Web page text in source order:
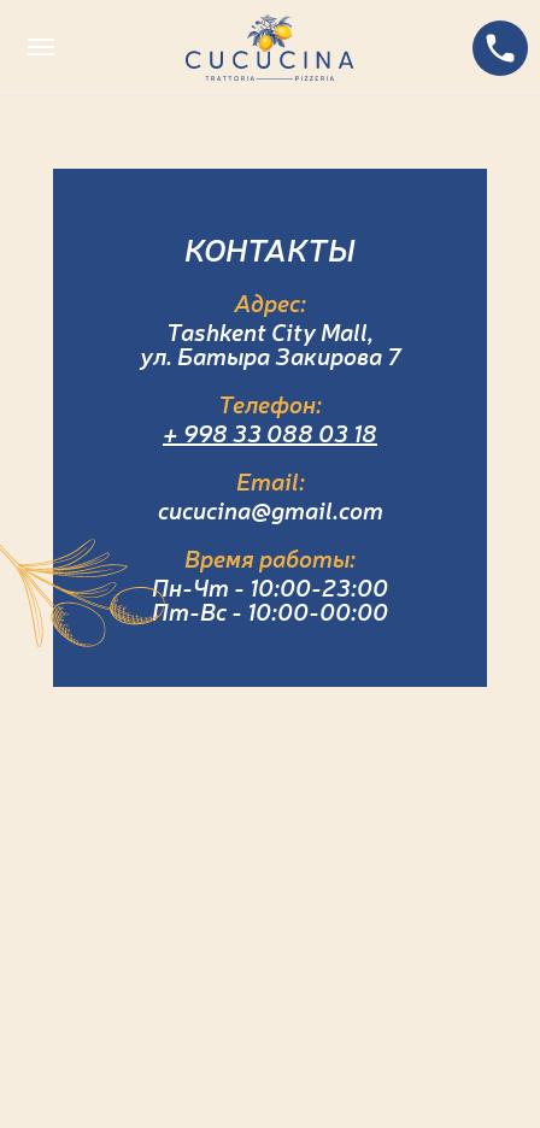
КОНТАКТЫ
Адрес:
Tashkent City Mall,
ул. Батыра Закирова 7
Телефон:
+ 998 33 088 03 18
Email:
cucucina@gmail.com
Время работы:
Пн-Чт - 10:00-23:00
Пт-Вс - 10:00-00:00